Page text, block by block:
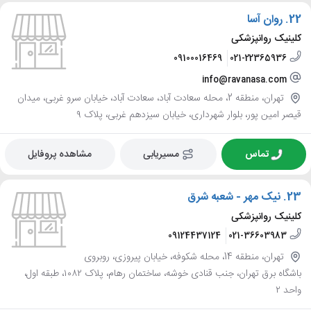
22. روان آسا
کلینیک روانپزشکی
021-22365936
09100016469
info@ravanasa.com
تهران، منطقه 2، محله سعادت آباد، سعادت آباد، خیابان سرو غربی، میدان
قیصر امین پور، بلوار شهرداری، خیابان سیزدهم غربی، پلاک ۹
تماس مسیریابی مشاهده پروفایل
23. نیک مهر - شعبه شرق
کلینیک روانپزشکی
021-36603983
09124437124
تهران، منطقه 14، محله شکوفه، خیابان پیروزی، روبروی
باشگاه برق تهران، جنب قنادی خوشه، ساختمان رهام، پلاک ۱۰۸۲، طبقه اول،
واحد ۲